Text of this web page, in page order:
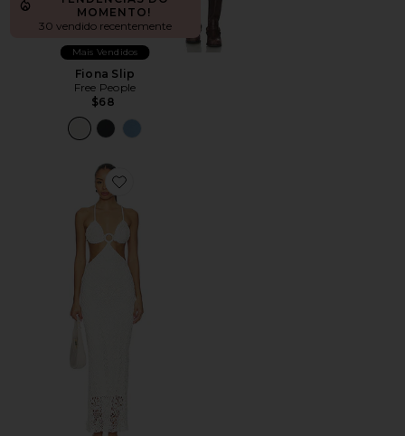
MOMENTO!
30 vendido recentemente
Mais Vendidos
Fiona Slip
Free People
$68
Favorite Martina Rose Dress